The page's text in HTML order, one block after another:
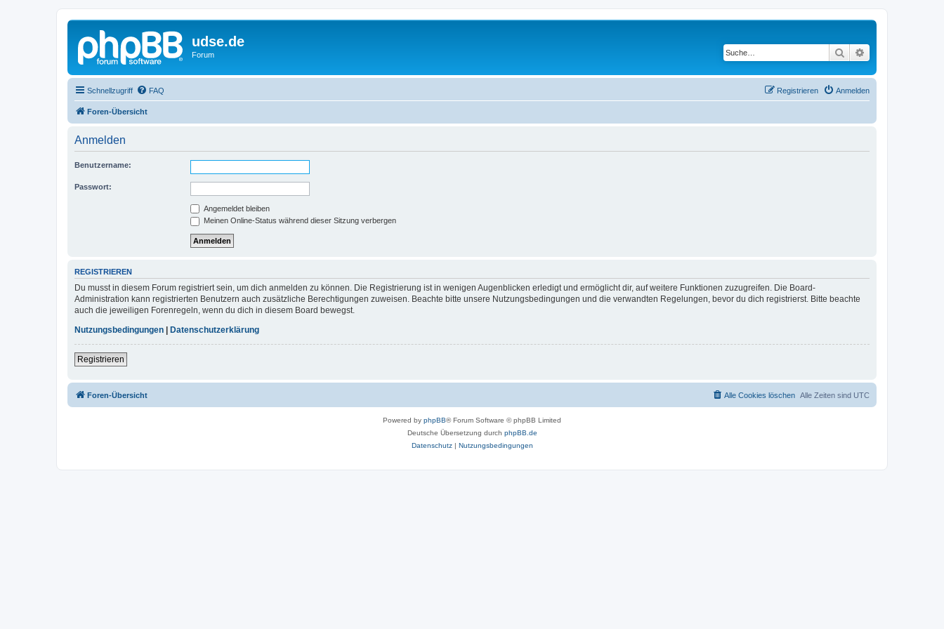
udse.de
Forum Suche
Schnellzugriff FAQ Anmelden
Registrieren
Foren-Übersicht
Anmelden
Benutzername:
Passwort:
Angemeldet bleiben
Meinen Online-Status während dieser Sitzung verbergen
REGISTRIEREN
Du musst in diesem Forum registriert sein, um dich anmelden zu können. Die Registrierung ist in wenigen Augenblicken erledigt und ermöglicht dir, auf weitere Funktionen zuzugreifen. Die Board-
Administration kann registrierten Benutzern auch zusätzliche Berechtigungen zuweisen. Beachte bitte unsere Nutzungsbedingungen und die verwandten Regelungen, bevor du dich registrierst. Bitte beachte
auch die jeweiligen Forenregeln, wenn du dich in diesem Board bewegst.
Nutzungsbedingungen
Datenschutzerklärung
Registrieren
Foren-Übersicht Alle Zeiten sind UTC
Alle Cookies löschen
Powered by phpBB® Forum Software © phpBB Limited
Deutsche Übersetzung durch phpBB.de
Datenschutz| Nutzungsbedingungen